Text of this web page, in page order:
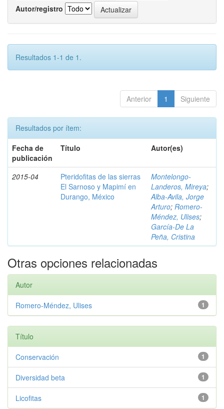
Autor/registro
Resultados 1-1 de 1.
Anterior 1 Siguiente
Resultados por ítem:
Fecha de
publicación
Título Autor(es)
2015-04
Pteridofitas de las sierras
El Sarnoso y Mapimí en
Durango, México
Montelongo-
Landeros, Mireya;
Alba-Avila, Jorge
Arturo; Romero-
Méndez, Ulises;
García-De La
Peña, Cristina
Otras opciones relacionadas
Autor
1
Romero-Méndez, Ulises
Título
1
Conservación
1
Diversidad beta
1
Licofitas